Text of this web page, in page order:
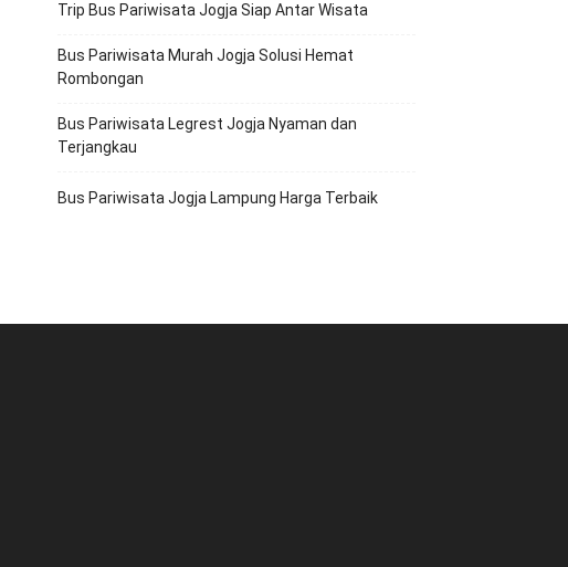
Trip Bus Pariwisata Jogja Siap Antar Wisata
Bus Pariwisata Murah Jogja Solusi Hemat
Rombongan
Bus Pariwisata Legrest Jogja Nyaman dan
Terjangkau
Bus Pariwisata Jogja Lampung Harga Terbaik